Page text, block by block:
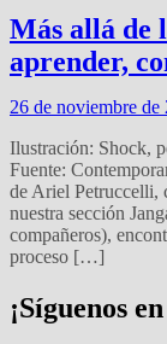
Más allá de
aprender,
26 de noviembre de
Ilustración: Shock,
Fuente:
de Ariel Petruccelli,
nuestra sección
compañeros),
proceso […]
¡Síguenos